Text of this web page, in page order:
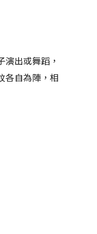
出或舞蹈，
各自為陣，相